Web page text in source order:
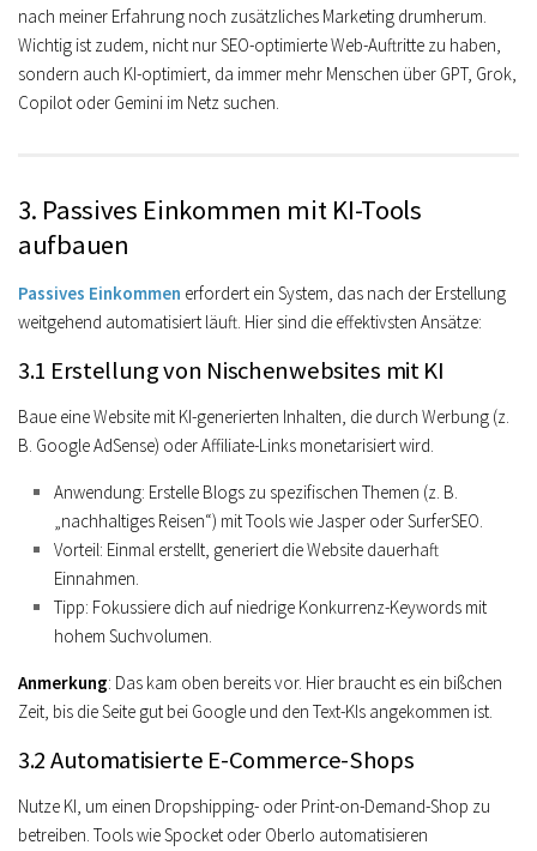
nach meiner Erfahrung noch zusätzliches Marketing drumherum.
Wichtig ist zudem, nicht nur SEO-optimierte Web-Auftritte zu haben,
sondern auch KI-optimiert, da immer mehr Menschen über GPT, Grok,
Copilot oder Gemini im Netz suchen.
3. Passives Einkommen mit KI-Tools
aufbauen
Passives Einkommen erfordert ein System, das nach der Erstellung
weitgehend automatisiert läuft. Hier sind die effektivsten Ansätze:
3.1 Erstellung von Nischenwebsites mit KI
Baue eine Website mit KI-generierten Inhalten, die durch Werbung (z.
B. Google AdSense) oder Affiliate-Links monetarisiert wird.
Anwendung: Erstelle Blogs zu spezifischen Themen (z. B.
„nachhaltiges Reisen“) mit Tools wie Jasper oder SurferSEO.
Vorteil: Einmal erstellt, generiert die Website dauerhaft
Einnahmen.
Tipp: Fokussiere dich auf niedrige Konkurrenz-Keywords mit
hohem Suchvolumen.
Anmerkung: Das kam oben bereits vor. Hier braucht es ein bißchen
Zeit, bis die Seite gut bei Google und den Text-KIs angekommen ist.
3.2 Automatisierte E-Commerce-Shops
Nutze KI, um einen Dropshipping- oder Print-on-Demand-Shop zu
betreiben. Tools wie Spocket oder Oberlo automatisieren